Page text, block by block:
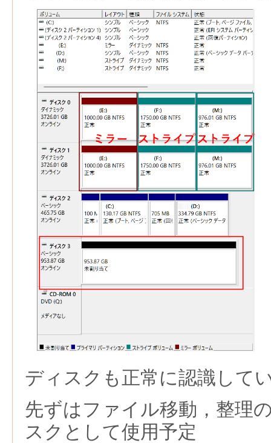
ディスクも正常に認識して
先ずはファイル移動，整理
スクとして使用予定